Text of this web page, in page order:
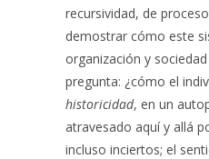
recursividad, de
demostrar cómo este
organización y sociedad
pregunta: ¿cómo el
historicidad, en un
atravesado aquí y allá
incluso inciertos; el